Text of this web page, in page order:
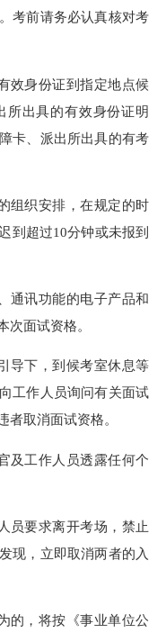
考前请务必认真核对考
效身份证到指定地点候
所出具的有效身份证明
卡、派出所出具的有考
组织安排，在规定的时
到超过10分钟或未报到
通讯功能的电子产品和
次面试资格。
导下，到候考室休息等
工作人员询问有关面试
取消面试资格。
及工作人员透露任何个
员要求离开考场 ，禁止
现，立即取消两者的入
的，将按《事业单位公